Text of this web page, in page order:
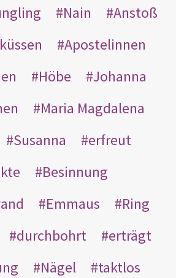
Nain
Anstoß
küssen
Apostelinnen
Höbe
Johanna
Maria Magdalena
Susanna
erfreut
Besinnung
Emmaus
Ring
durchbohrt
erträgt
Nägel
taktlos